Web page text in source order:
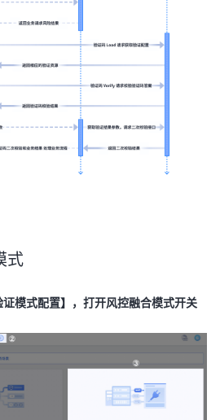
式
模式配置】，打开风控融合模式开关